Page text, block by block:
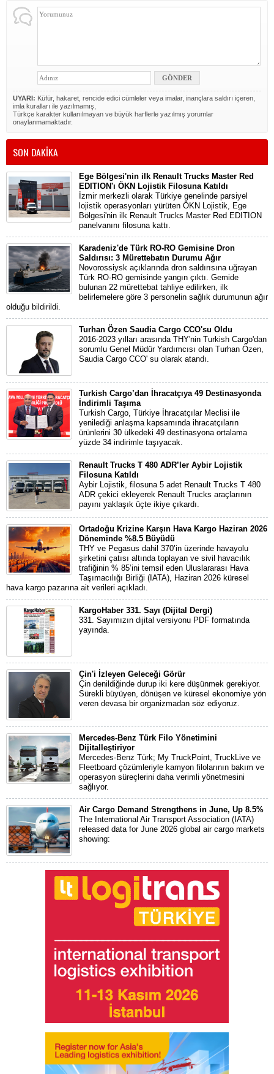
UYARI: Küfür, hakaret, rencide edici cümleler veya imalar, inançlara saldırı içeren,
imla kuralları ile yazılmamış,
Türkçe karakter kullanılmayan ve büyük harflerle yazılmış yorumlar
onaylanmamaktadır.
SON DAKİKA
Ege Bölgesi'nin ilk Renault Trucks Master Red
EDITION'ı ÖKN Lojistik Filosuna Katıldı
İzmir merkezli olarak Türkiye genelinde parsiyel
lojistik operasyonları yürüten ÖKN Lojistik, Ege
Bölgesi'nin ilk Renault Trucks Master Red EDITION
panelvanını filosuna kattı.
Karadeniz'de Türk RO-RO Gemisine Dron
Saldırısı: 3 Mürettebatın Durumu Ağır
Novorossiysk açıklarında dron saldırısına uğrayan
Türk RO-RO gemisinde yangın çıktı. Gemide
bulunan 22 mürettebat tahliye edilirken, ilk
belirlemelere göre 3 personelin sağlık durumunun ağır
olduğu bildirildi.
Turhan Özen Saudia Cargo CCO'su Oldu
2016-2023 yılları arasında THY'nin Turkish Cargo'dan
sorumlu Genel Müdür Yardımcısı olan Turhan Özen,
Saudia Cargo CCO' su olarak atandı.
Turkish Cargo’dan İhracatçıya 49 Destinasyonda
İndirimli Taşıma
Turkish Cargo, Türkiye İhracatçılar Meclisi ile
yenilediği anlaşma kapsamında ihracatçıların
ürünlerini 30 ülkedeki 49 destinasyona ortalama
yüzde 34 indirimle taşıyacak.
Renault Trucks T 480 ADR’ler Aybir Lojistik
Filosuna Katıldı
Aybir Lojistik, filosuna 5 adet Renault Trucks T 480
ADR çekici ekleyerek Renault Trucks araçlarının
payını yaklaşık üçte ikiye çıkardı.
Ortadoğu Krizine Karşın Hava Kargo Haziran 2026
Döneminde %8.5 Büyüdü
THY ve Pegasus dahil 370’in üzerinde havayolu
şirketini çatısı altında toplayan ve sivil havacılık
trafiğinin % 85’ini temsil eden Uluslararası Hava
Taşımacılığı Birliği (IATA), Haziran 2026 küresel
hava kargo pazarına ait verileri açıkladı.
KargoHaber 331. Sayı (Dijital Dergi)
331. Sayımızın dijital versiyonu PDF formatında
yayında.
Çin'i İzleyen Geleceği Görür
Çin denildiğinde durup iki kere düşünmek gerekiyor.
Sürekli büyüyen, dönüşen ve küresel ekonomiye yön
veren devasa bir organizmadan söz ediyoruz.
Mercedes-Benz Türk Filo Yönetimini
Dijitalleştiriyor
Mercedes-Benz Türk; My TruckPoint, TruckLive ve
Fleetboard çözümleriyle kamyon filolarının bakım ve
operasyon süreçlerini daha verimli yönetmesini
sağlıyor.
Air Cargo Demand Strengthens in June, Up 8.5%
The International Air Transport Association (IATA)
released data for June 2026 global air cargo markets
showing: